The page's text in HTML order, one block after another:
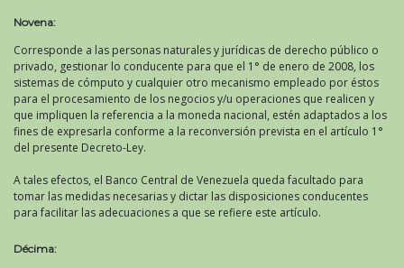
Novena:
Corresponde a las personas naturales y jurídicas de derecho público o
privado, gestionar lo conducente para que el 1° de enero de 2008, los
sistemas de cómputo y cualquier otro mecanismo empleado por éstos
para el procesamiento de los negocios y/u operaciones que realicen y
que impliquen la referencia a la moneda nacional, estén adaptados a los
fines de expresarla conforme a la reconversión prevista en el artículo 1°
del presente Decreto-Ley.
A tales efectos, el Banco Central de Venezuela queda facultado para
tomar las medidas necesarias y dictar las disposiciones conducentes
para facilitar las adecuaciones a que se refiere este artículo.
Décima: